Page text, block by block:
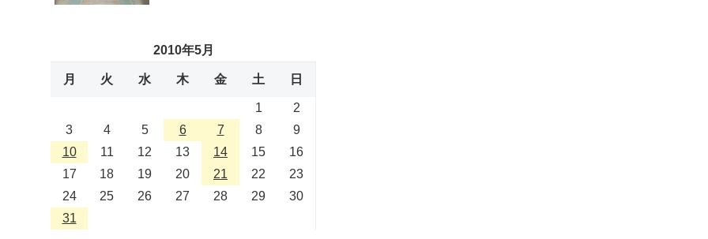
2010年5月
月 火 水 木 金 土 日
1
2
3
4 5 6 7 8
9
10
11 12 13 14 15
16
17
18 19 20 21 22
23
24
25 26 27 28 29
30
31